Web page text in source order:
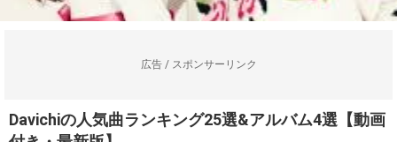
広告 / スポンサーリンク
Davichiの人気曲ランキング25選&アルバム4選【動画